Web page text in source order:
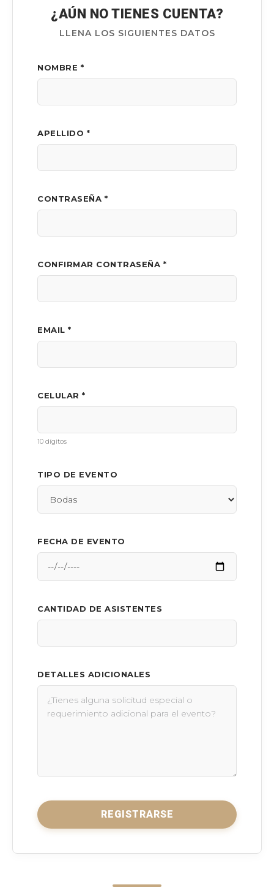
¿AÚN NO TIENES CUENTA?
LLENA LOS SIGUIENTES DATOS
NOMBRE *
APELLIDO *
CONTRASEÑA *
CONFIRMAR CONTRASEÑA *
EMAIL *
CELULAR *
10 dígitos
TIPO DE EVENTO
FECHA DE EVENTO
CANTIDAD DE ASISTENTES
DETALLES ADICIONALES
REGISTRARSE